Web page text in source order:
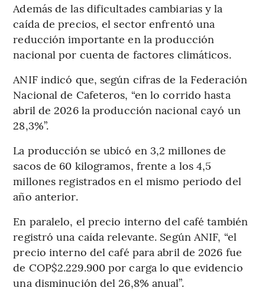
Además de las dificultades cambiarias y la
caída de precios, el sector enfrentó una
reducción importante en la producción
nacional por cuenta de factores climáticos.
ANIF indicó que, según cifras de la Federación
Nacional de Cafeteros, “en lo corrido hasta
abril de 2026 la producción nacional cayó un
28,3%”.
La producción se ubicó en 3,2 millones de
sacos de 60 kilogramos, frente a los 4,5
millones registrados en el mismo periodo del
año anterior.
En paralelo, el precio interno del café también
registró una caída relevante. Según ANIF, “el
precio interno del café para abril de 2026 fue
de COP$2.229.900 por carga lo que evidencio
una disminución del 26,8% anual”.